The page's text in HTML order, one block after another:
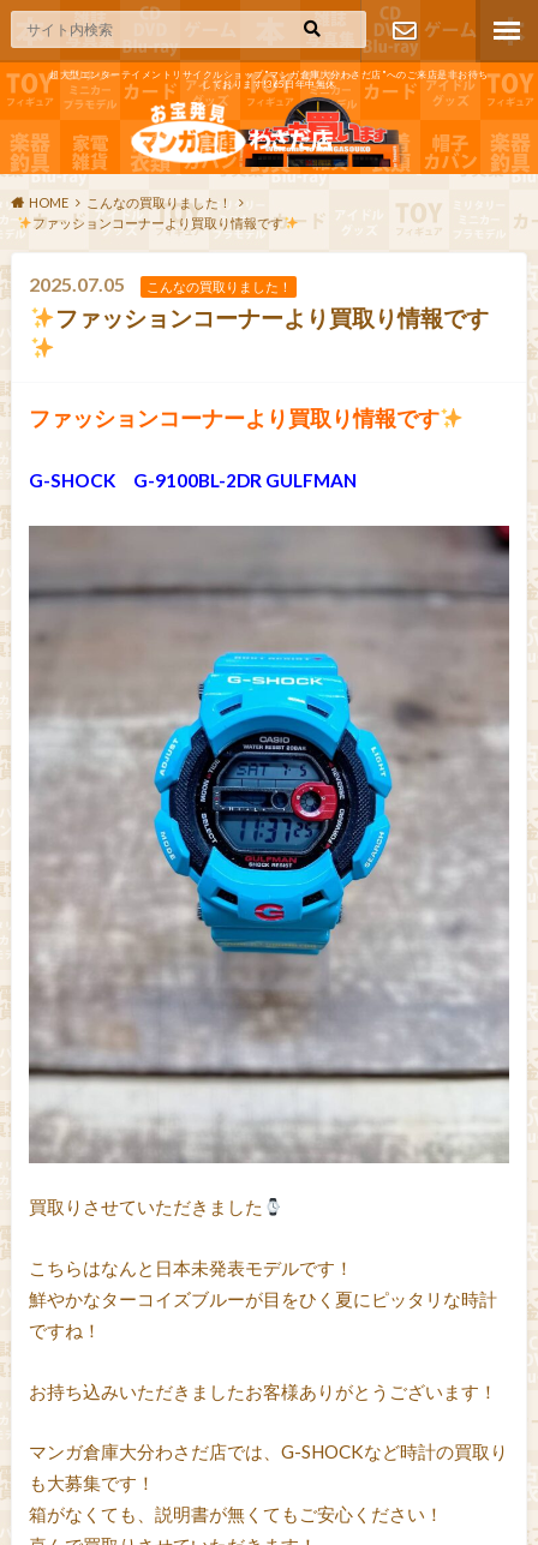
超大型エンターテイメントリサイクルショップ"マンガ倉庫大分わさだ店"へのご来店是非お待ち
しております!365日年中無休
お問い合わ
せ
HOME
こんなの買取りました！
ファッションコーナーより買取り情報です
2025.07.05 こんなの買取りました！
ファッションコーナーより買取り情報です
ファッションコーナーより買取り情報です
G-SHOCK G-9100BL-2DR GULFMAN
買取りさせていただきました
こちらはなんと日本未発表モデルです！
鮮やかなターコイズブルーが目をひく夏にピッタリな時計
ですね！
お持ち込みいただきましたお客様ありがとうございます！
マンガ倉庫大分わさだ店では、G-SHOCKなど時計の買取り
も大募集です！
箱がなくても、説明書が無くてもご安心ください！